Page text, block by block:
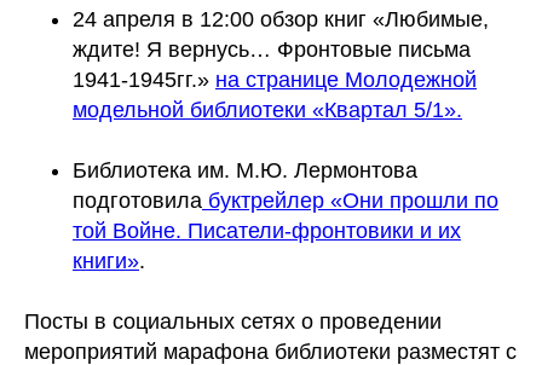
24 апреля в 12:00 обзор книг «Любимые,
ждите! Я вернусь… Фронтовые письма
1941-1945гг.» на странице Молодежной
модельной библиотеки «Квартал 5/1».
Библиотека им. М.Ю. Лермонтова
подготовила буктрейлер «Они прошли по
той Войне. Писатели-фронтовики и их
книги».
Посты в социальных сетях о проведении
мероприятий марафона библиотеки разместят с